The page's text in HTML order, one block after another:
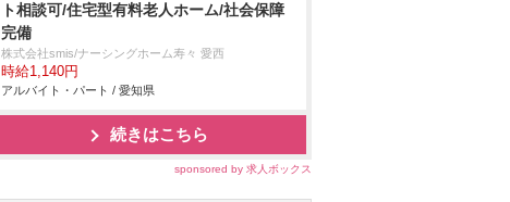
ト相談可/住宅型有料老人ホーム/社会保障
完備
株式会社smis/ナーシングホーム寿々 愛西
時給1,140円
アルバイト・パート / 愛知県
続きはこちら
sponsored by 求人ボックス